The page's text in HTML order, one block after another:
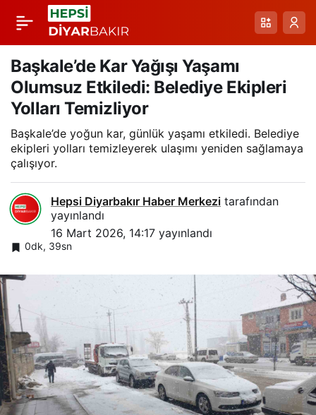
Başkale’de Kar Yağışı Yaşamı
Olumsuz Etkiledi: Belediye Ekipleri
Yolları Temizliyor
Başkale’de yoğun kar, günlük yaşamı etkiledi. Belediye
ekipleri yolları temizleyerek ulaşımı yeniden sağlamaya
çalışıyor.
Hepsi Diyarbakır Haber Merkezi tarafından
yayınlandı
16 Mart 2026, 14:17 yayınlandı
0dk, 39sn
Kars’ta Dondurucu
Soğuklar: Buz
Sarkıtları ve Zorlu
Yaşam Koşulları
Paylaş